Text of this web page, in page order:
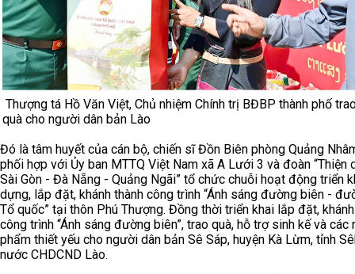
Thượng tá Hồ Văn Việt, Chủ nhiệm Chính trị BĐBP thành phố
quà cho người dân bản Lào
Đó là tâm huyết của cán bộ, chiến sĩ Đồn Biên phòng Quảng
phối hợp với Ủy ban MTTQ Việt Nam xã A Lưới 3 và đoàn “Thiện
Sài Gòn - Đà Nẵng - Quảng Ngãi” tổ chức chuỗi hoạt động triển
dựng, lắp đặt, khánh thành công trình “Ánh sáng đường biên -
Tổ quốc” tại thôn Phú Thượng. Đồng thời triển khai lắp đặt,
công trình “Ánh sáng đường biên”, trao quà, hỗ trợ sinh kế và các
phẩm thiết yếu cho người dân bản Sê Sáp, huyện Kà Lừm, tỉnh
nước CHDCND Lào.